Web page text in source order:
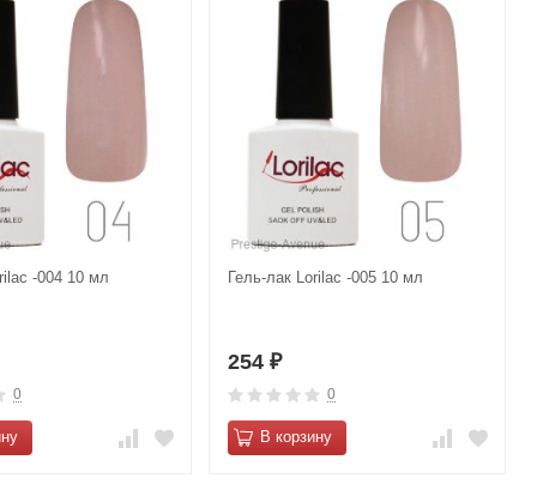
-004 10 мл
0
Гель-лак Lorilac -005 10 мл
254 ₽
0
В корзину